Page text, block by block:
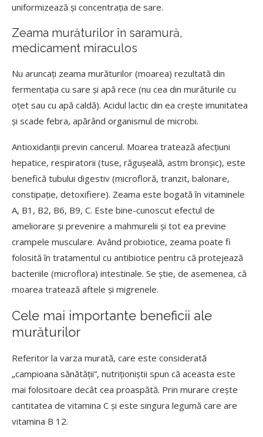
uniformizează și concentrația de sare.
Zeama murăturilor în saramură,
medicament miraculos
Nu aruncați zeama murăturilor (moarea) rezultată din
fermentația cu sare și apă rece (nu cea din murăturile cu
oțet sau cu apă caldă). Acidul lactic din ea crește imunitatea
și scade febra, apărând organismul de microbi.
Antioxidanții previn cancerul. Moarea tratează afecțiuni
hepatice, respiratorii (tuse, răgușeală, astm bronșic), este
benefică tubului digestiv (microfloră, tranzit, balonare,
constipație, detoxifiere). Zeama este bogată în vitaminele
A, B1, B2, B6, B9, C. Este bine-cunoscut efectul de
ameliorare și prevenire a mahmurelii și tot ea previne
crampele musculare. Având probiotice, zeama poate fi
folosită în tratamentul cu antibiotice pentru că protejează
bacteriile (microflora) intestinale. Se știe, de asemenea, că
moarea tratează aftele și migrenele.
Cele mai importante beneficii ale
murăturilor
Referitor la varza murată, care este considerată
„campioana sănătății”, nutriționiștii spun că aceasta este
mai folositoare decât cea proaspătă. Prin murare crește
cantitatea de vitamina C și este singura legumă care are
vitamina B 12.